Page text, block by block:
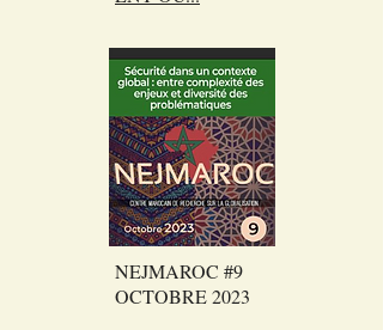
NEJMAROC #9
OCTOBRE 2023